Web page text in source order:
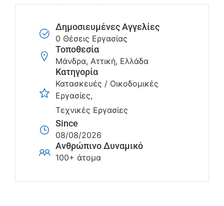
Δημοσιευμένες Αγγελίες
0 Θέσεις Εργασίας
Τοποθεσία
Μάνδρα, Αττική, Ελλάδα
Κατηγορία
Κατασκευές / Οικοδομικές
Εργασίες
Τεχνικές Εργασίες
Since
08/08/2026
Ανθρώπινο Δυναμικό
100+ άτομα